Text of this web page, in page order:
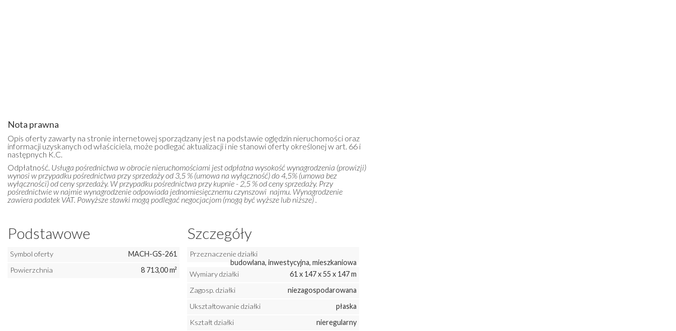
Nota prawna
Opis oferty zawarty na stronie internetowej sporządzany jest na podstawie oględzin nieruchomości oraz
informacji uzyskanych od właściciela, może podlegać aktualizacji i nie stanowi oferty określonej w art. 66 i
następnych K.C.
Odpłatność. Usługa pośrednictwa w obrocie nieruchomościami jest odpłatna wysokość wynagrodzenia (prowizji)
wynosi w przypadku pośrednictwa przy sprzedaży od 3,5 % (umowa na wyłączność) do 4,5% (umowa bez
wyłączności) od ceny sprzedaży. W przypadku pośrednictwa przy kupnie - 2,5 % od ceny sprzedaży. Przy
pośrednictwie w najmie wynagrodzenie odpowiada jednomiesięcznemu czynszowi najmu. Wynagrodzenie
zawiera podatek VAT. Powyższe stawki mogą podlegać negocjacjom (mogą być wyższe lub niższe) .
Podstawowe
Symbol oferty
MACH-GS-261
Powierzchnia
8 713,00 m²
Szczegóły
Przeznaczenie działki
budowlana, inwestycyjna, mieszkaniowa
Wymiary działki
61 x 147 x 55 x 147 m
Zagosp. działki
niezagospodarowana
Ukształtowanie działki
płaska
Kształt działki
nieregularny